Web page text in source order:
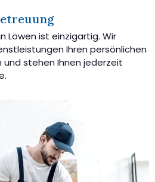
Löwen ist einzigartig. Wir
Ihren persönlichen
und stehen Ihnen jederzeit